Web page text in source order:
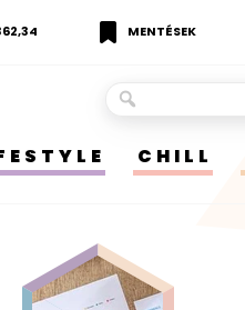
MENTÉSEK
CHILL